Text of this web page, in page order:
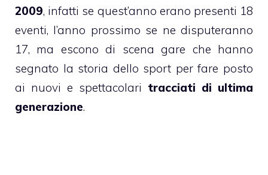
2009, infatti se quest’anno erano presenti 18
eventi, l’anno prossimo se ne disputeranno
17, ma escono di scena gare che hanno
segnato la storia dello sport per fare posto
ai nuovi e spettacolari tracciati di ultima
generazione.